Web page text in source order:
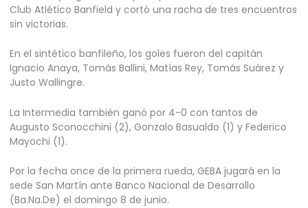
Club Atlético Banfield y cortó una racha de tres encuentros
sin victorias.
En el sintético banfileño, los goles fueron del capitán
Ignacio Anaya, Tomás Ballini, Matías Rey, Tomás Suárez y
Justo Wallingre.
La Intermedia también ganó por 4-0 con tantos de
Augusto Sconocchini (2), Gonzalo Basualdo (1) y Federico
Mayochi (1).
Por la fecha once de la primera rueda, GEBA jugará en la
sede San Martín ante Banco Nacional de Desarrollo
(Ba.Na.De) el domingo 8 de junio.